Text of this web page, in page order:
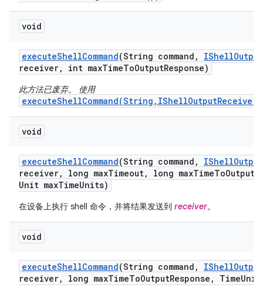
void
executeShellCommand(String command , IShellOutput
receiver, int maxTimeToOutputResponse)
此方法已废弃。 使用
void
executeShellCommand(String command , IShellOutput
receiver, long maxTimeout, long maxTimeToOutput
Unit maxTimeUnits)
在设备上执行 shell 命令，并将结果发送到 receiver。
void
executeShellCommand(String command , IShellOutput
receiver, long maxTimeToOutputResponse , TimeUnit